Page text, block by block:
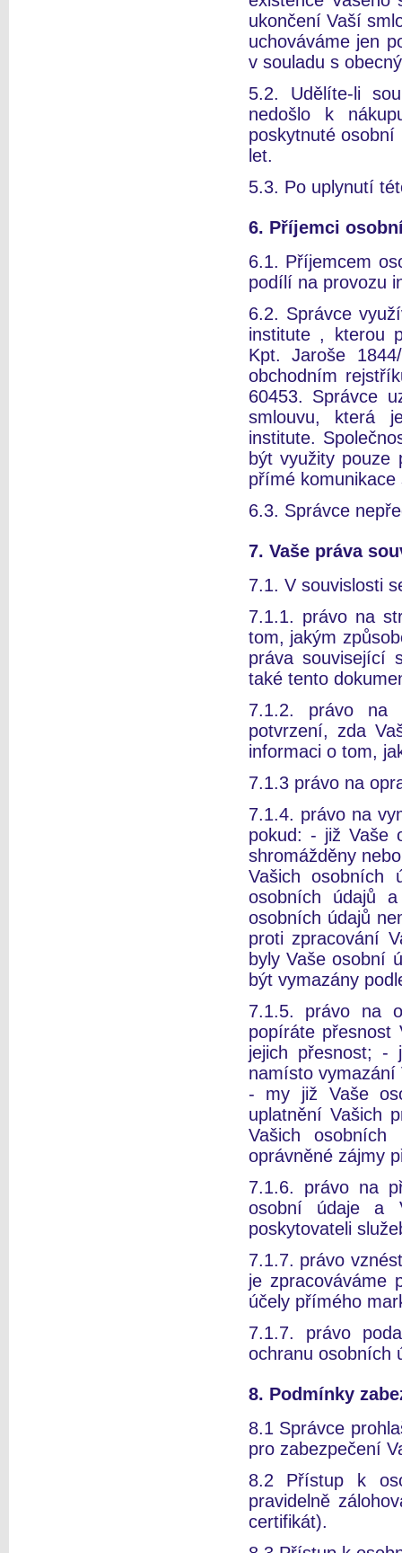
ukončení Vaší
uchováváme jen
v souladu s
5.2. Udělíte-li
nedošlo k
poskytnuté
let.
5.3. Po uplynutí
6. Příjemci
6.1. Příjemcem
podílí na provozu
6.2. Správce
institute , kterou
Kpt. Jaroše
obchodním
60453. Správce
smlouvu, která
institute.
být využity pouze
přímé
6.3. Správce
7. Vaše práva
7.1. V souvislosti
7.1.1. právo na
tom, jakým
práva související
také tento
7.1.2. právo na
potvrzení, zda
informaci o tom,
7.1.3 právo na
7.1.4. právo na
pokud: - již Vaše
shromážděny
Vašich osobních
osobních údajů
osobních údajů
proti zpracování
byly Vaše osobní
být vymazány
7.1.5. právo na
popíráte přesnost
jejich přesnost; -
namísto vymazání
- my již Vaše
uplatnění Vašich
Vašich
oprávněné zájmy
7.1.6. právo na
osobní údaje a
poskytovateli
7.1.7. právo
je zpracováváme
účely přímého
7.1.7. právo
ochranu osobních
8. Podmínky
8.1 Správce
pro zabezpečení
8.2 Přístup k
pravidelně
certifikát).